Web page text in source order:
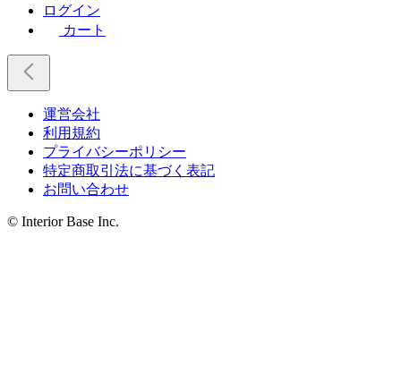
ログイン
カート
運営会社
利用規約
プライバシーポリシー
特定商取引法に基づく表記
お問い合わせ
© Interior Base Inc.